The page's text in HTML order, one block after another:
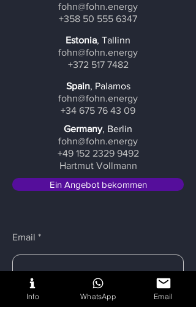
fohn@fohn.energy
+358 50 555 6347
Estonia, Tallinn
fohn@fohn.energy
+372 517 7482
Spain, Palamos
fohn@fohn.energy
+34 675 76 43 09
Germany, Berlin
fohn@fohn.energy
+49 152 2329 9492
Hartmut Vollmann
Ein Angebot bekommen
Email
Einreichen
Info WhatsApp Email